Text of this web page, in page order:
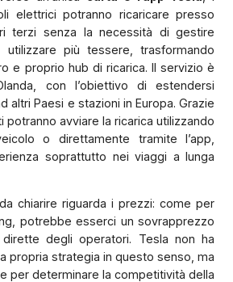
elettrici potranno ricaricare presso
terzi senza la necessità di gestire
più tessere, trasformando
e proprio hub di ricarica. Il servizio è
con l’obiettivo di estendersi
altri Paesi e stazioni in Europa. Grazie
potranno avviare la ricarica utilizzando
o direttamente tramite l’app,
soprattutto nei viaggi a lunga
chiarire riguarda i prezzi: come per
potrebbe esserci un sovrapprezzo
degli operatori. Tesla non ha
propria strategia in questo senso, ma
per determinare la competitività della